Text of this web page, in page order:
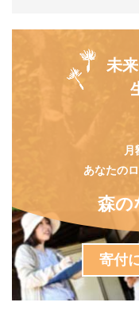
未
月
あなたの
森の
寄付